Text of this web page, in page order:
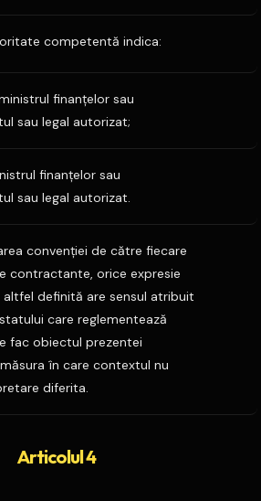
competentă indica:
finanţelor sau
sau legal autorizat;
finanţelor sau
sau legal autorizat.
convenţiei de către fiecare
contractante, orice expresie
altfel definită are sensul atribuit
care reglementează
fac obiectul prezentei
în care contextul nu
diferita.
Articolul 4